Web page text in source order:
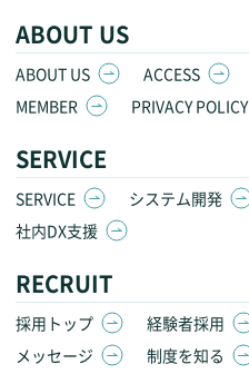
ABOUT US
ABOUT US ACCESS
MEMBER
PRIVACY POLICY
SERVICE
SERVICE システム開発
社内DX支援
RECRUIT
採用トップ 経験者採用
メッセージ
制度を知る